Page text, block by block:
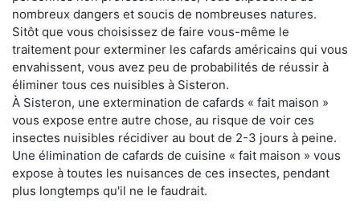
nombreux dangers et soucis de nombreuses natures.
Sitôt que vous choisissez de faire vous-même le
traitement pour exterminer les cafards américains qui vous
envahissent, vous avez peu de probabilités de réussir à
éliminer tous ces nuisibles à Sisteron.
À Sisteron, une extermination de cafards « fait maison »
vous expose entre autre chose, au risque de voir ces
insectes nuisibles récidiver au bout de 2-3 jours à peine.
Une élimination de cafards de cuisine « fait maison » vous
expose à toutes les nuisances de ces insectes, pendant
plus longtemps qu'il ne le faudrait.